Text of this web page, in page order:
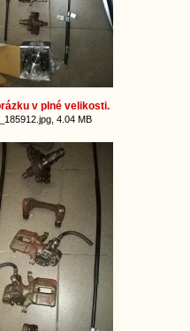
v plné velikosti.
4.04 MB